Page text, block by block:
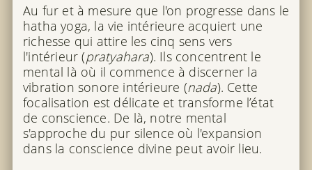
Au fur et à mesure que l'on progresse dans le
hatha yoga, la vie intérieure acquiert une
richesse qui attire les cinq sens vers
l'intérieur (pratyahara). Ils concentrent le
mental là où il commence à discerner la
vibration sonore intérieure (nada). Cette
focalisation est délicate et transforme l’état
de conscience. De là, notre mental
s'approche du pur silence où l'expansion
dans la conscience divine peut avoir lieu.